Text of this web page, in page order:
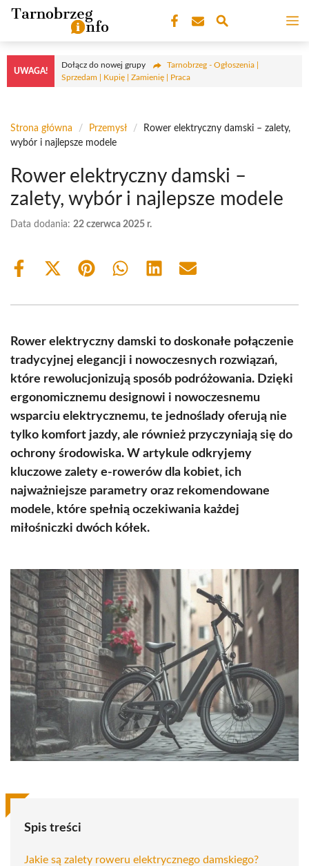
Przejdź
treści
UWAGA!
Dołącz do nowej grupy
Tarnobrzeg - Ogłoszenia |
Sprzedam | Kupię | Zamienię | Praca
Strona główna / Przemysł /
Rower elektryczny damski – zalety,
wybór i najlepsze modele
Rower elektryczny damski –
zalety, wybór i najlepsze modele
Data dodania: 22 czerwca 2025 r.
Share
Share
(Twitter)
Share Share Share Share
Rower elektryczny damski to doskonałe połączenie
tradycyjnej elegancji i nowoczesnych rozwiązań,
które rewolucjonizują sposób podróżowania. Dzięki
ergonomicznemu designowi i nowoczesnemu
wsparciu elektrycznemu, te jednoślady oferują nie
tylko komfort jazdy, ale również przyczyniają się do
ochrony środowiska. W artykule odkryjemy
kluczowe zalety e-rowerów dla kobiet, ich
najważniejsze parametry oraz rekomendowane
modele, które spełnią oczekiwania każdej
miłośniczki dwóch kółek.
Spis treści
Jakie są zalety roweru elektrycznego damskiego?